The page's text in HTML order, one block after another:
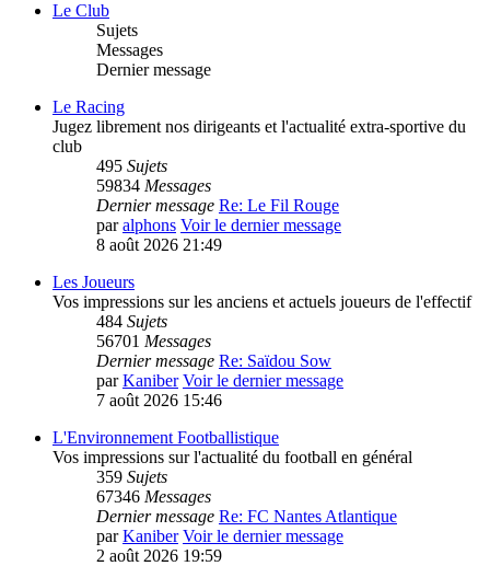
Le Club
Sujets
Messages
Dernier message
Le Racing
Jugez librement nos dirigeants et l'actualité extra-sportive du
club
495 Sujets
59834 Messages
Dernier message Re: Le Fil Rouge
paralphons Voir le dernier message
8 août 2026 21:49
Les Joueurs
Vos impressions sur les anciens et actuels joueurs de l'effectif
484 Sujets
56701 Messages
Dernier message Re: Saïdou Sow
parKaniber Voir le dernier message
7 août 2026 15:46
L'Environnement Footballistique
Vos impressions sur l'actualité du football en général
359 Sujets
67346 Messages
Dernier message Re: FC Nantes Atlantique
parKaniber Voir le dernier message
2 août 2026 19:59